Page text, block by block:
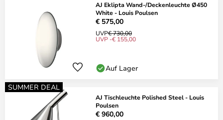
AJ Eklipta Wand-/Deckenleuchte Ø450
White - Louis Poulsen
€ 575,00
UVP€ 730,00
UVP -€ 155,00
Auf Lager
SUMMER DEAL
AJ Tischleuchte Polished Steel - Louis
Poulsen
€ 960,00